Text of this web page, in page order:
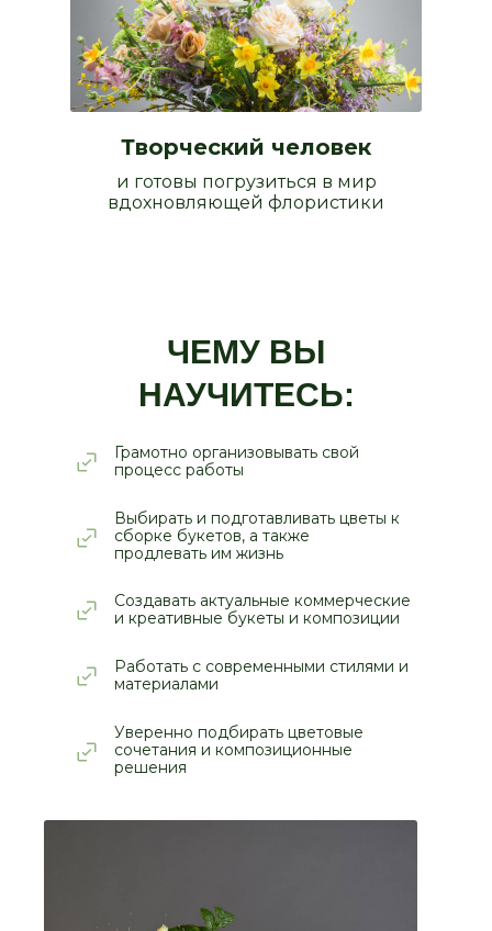
и готовы погрузиться в мир
вдохновляющей флористики
Творческий человек
Принять участие
ЧЕМУ ВЫ
НАУЧИТЕСЬ:
Грамотно организовывать свой
процесс работы
Создавать актуальные коммерческие
и креативные букеты и композиции
Выбирать и подготавливать цветы к
сборке букетов, а также
продлевать им жизнь
Работать с современными стилями и
материалами
Уверенно подбирать цветовые
сочетания и композиционные
решения